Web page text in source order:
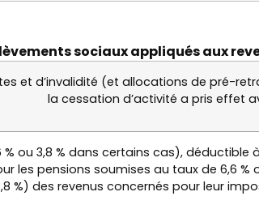
sociaux appliqués aux
et d’invalidité (et allocations de pré-
la cessation d’activité a pris effet
% ou 3,8 % dans certains cas),
les pensions soumises au taux de 6,6
%) des revenus concernés pour leur